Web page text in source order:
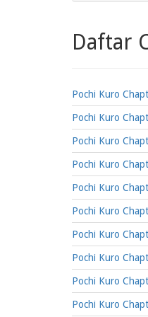
Daftar
Pochi Kuro
Pochi Kuro
Pochi Kuro
Pochi Kuro
Pochi Kuro
Pochi Kuro
Pochi Kuro
Pochi Kuro
Pochi Kuro
Pochi Kuro